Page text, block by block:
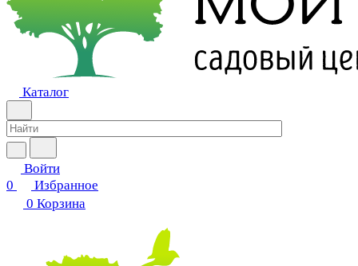
Каталог
Войти
0
Избранное
0 Корзина